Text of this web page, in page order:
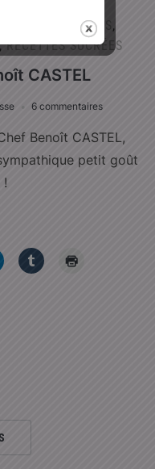
RECETTES RAPIDES ,
,RECETTES SUCRÉES
CASTEL
6 commentaires
Benoît CASTEL,
petit goût
!